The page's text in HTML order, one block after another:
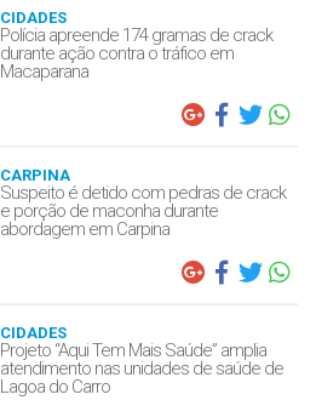
CIDADES
Polícia apreende 174 gramas de crack
durante ação contra o tráfico em
Macaparana
CARPINA
Suspeito é detido com pedras de crack
e porção de maconha durante
abordagem em Carpina
CIDADES
Projeto “Aqui Tem Mais Saúde” amplia
atendimento nas unidades de saúde de
Lagoa do Carro